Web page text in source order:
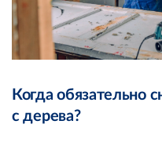
Когда обязательно
с дерева?